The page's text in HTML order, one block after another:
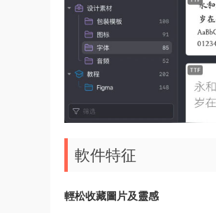
軟件特征
輕松收藏圖片及靈感